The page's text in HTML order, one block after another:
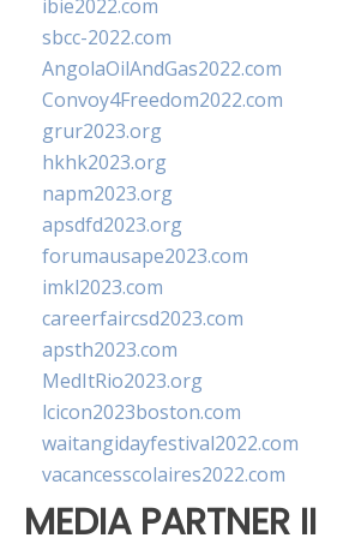
ibie2022.com
sbcc-2022.com
AngolaOilAndGas2022.com
Convoy4Freedom2022.com
grur2023.org
hkhk2023.org
napm2023.org
apsdfd2023.org
forumausape2023.com
imkl2023.com
careerfaircsd2023.com
apsth2023.com
MedItRio2023.org
lcicon2023boston.com
waitangidayfestival2022.com
vacancesscolaires2022.com
MEDIA PARTNER II